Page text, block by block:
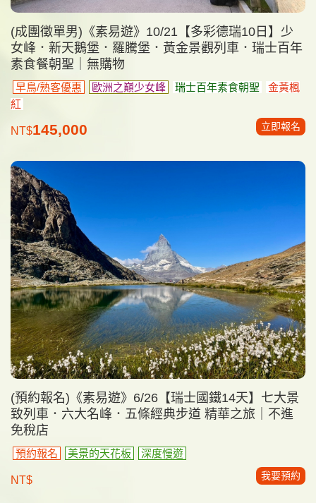
(成團徵單男)《素易遊》10/21【多彩德瑞10日】少
女峰．新天鵝堡．羅騰堡．黃金景觀列車．瑞士百年
素食餐朝聖｜無購物
早鳥/熟客優惠 歐洲之巔少女峰 瑞士百年素食朝聖
金黃楓
紅
NT$145,000 立即報名
(預約報名)《素易遊》6/26【瑞士國鐵14天】七大景
致列車．六大名峰．五條經典步道 精華之旅｜不進
免稅店
預約報名 美景的天花板 深度慢遊
NT$ 我要預約